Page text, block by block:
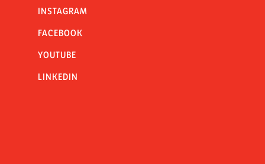
INSTAGRAM
FACEBOOK
YOUTUBE
LINKEDIN